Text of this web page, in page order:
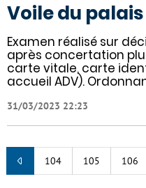
Voile du
Examen réalisé sur
après concertation
carte vitale, carte
accueil ADV).
31/03/2023 22:23
104 105 106